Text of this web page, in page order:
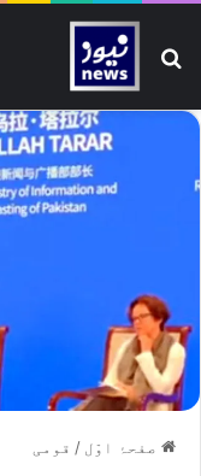
تلاش کیجیے
صفحۂ اوّل / قومی